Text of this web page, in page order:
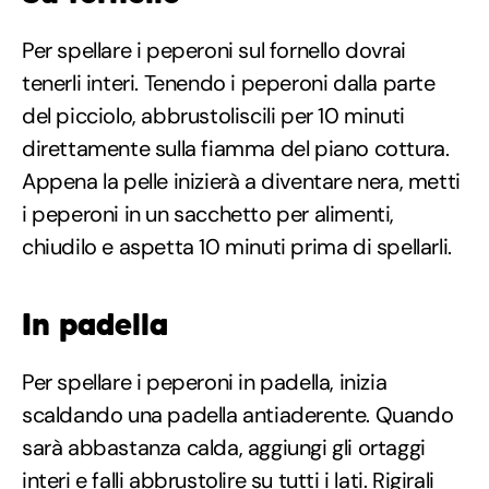
Per spellare i peperoni sul fornello dovrai
tenerli interi. Tenendo i peperoni dalla parte
del picciolo, abbrustoliscili per 10 minuti
direttamente sulla fiamma del piano cottura.
Appena la pelle inizierà a diventare nera, metti
i peperoni in un sacchetto per alimenti,
chiudilo e aspetta 10 minuti prima di spellarli.
In padella
Per spellare i peperoni in padella, inizia
scaldando una padella antiaderente. Quando
sarà abbastanza calda, aggiungi gli ortaggi
interi e falli abbrustolire su tutti i lati. Rigirali